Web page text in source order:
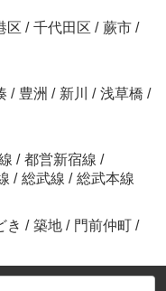
区 / 千代田区 / 蕨市 /
/ 豊洲 / 新川 / 浅草橋 /
/ 都営新宿線 /
/ 総武線 / 総武本線
き / 築地 / 門前仲町
/